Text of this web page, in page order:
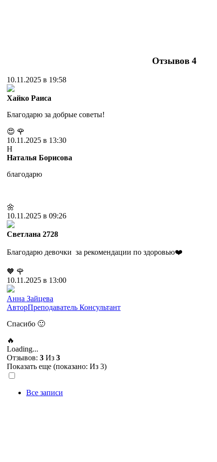
Отзывов 4
10.11.2025 в 19:58
Хайко Раиса
Благодарю за добрые советы!
😍 🌹
10.11.2025 в 13:30
Н
Наталья Борисова
благодарю
🌼
10.11.2025 в 09:26
Cветлана 2728
Благодарю девочки за рекомендации по здоровью❤️
🧡 🌹
10.11.2025 в 13:00
Анна Зайцева
АвторПреподаватель Консультант
Спасибо 🙂
🔥
Loading...
Отзывов: 3 Из 3
Показать еще (показано: Из 3)
Все записи